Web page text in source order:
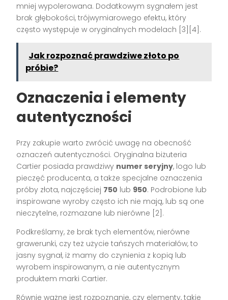
mniej wypolerowana. Dodatkowym sygnałem jest
brak głębokości, trójwymiarowego efektu, który
często występuje w oryginalnych modelach [3][4].
Jak rozpoznać prawdziwe złoto po
próbie?
Oznaczenia i elementy
autentyczności
Przy zakupie warto zwrócić uwagę na obecność
oznaczeń autentyczności. Oryginalna biżuteria
Cartier posiada prawdziwy numer seryjny, logo lub
pieczęć producenta, a także specjalne oznaczenia
próby złota, najczęściej 750 lub 950. Podrobione lub
inspirowane wyroby często ich nie mają, lub są one
nieczytelne, rozmazane lub nierówne [2].
Podkreślamy, że brak tych elementów, nierówne
grawerunki, czy też użycie tańszych materiałów, to
jasny sygnał, iż mamy do czynienia z kopią lub
wyrobem inspirowanym, a nie autentycznym
produktem marki Cartier.
Równie ważne jest rozpoznanie, czy elementy, takie